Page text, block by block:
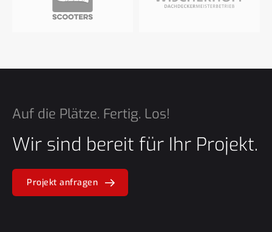
Auf die Plätze. Fertig. Los!
Wir sind bereit für Ihr Projekt.
Projekt anfragen